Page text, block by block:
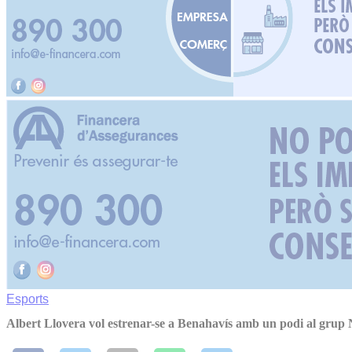
Esports
Albert Llovera vol estrenar-se a Benahavís amb un podi al grup